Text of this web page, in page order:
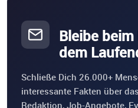
Bleibe
dem
Schließe Dich 26.000+
interessante Fakten über
Redaktion, Job-Angebote,